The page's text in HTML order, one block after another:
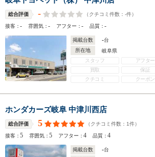
総合評価 - （クチコミ件数： -件）
接客：- 雰囲気：- アフター：- 品質：-
掲載台数 -台
所在地
岐阜県
スタッフ
アフター
買取
保証
クチコミ
クーポン
ホンダカーズ岐阜 中津川西店
総合評価 5 （クチコミ件数： 1件）
接客：5 雰囲気：5 アフター：4 品質：4
掲載台数 -台